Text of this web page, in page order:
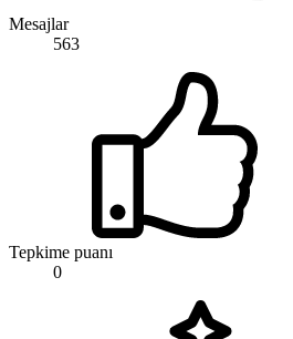
Mesajlar
563
Tepkime puanı
0